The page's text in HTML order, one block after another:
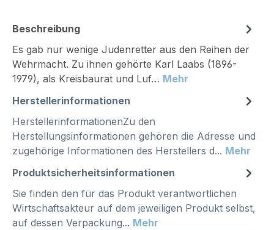
Beschreibung
Es gab nur wenige Judenretter aus den Reihen der
Wehrmacht. Zu ihnen gehörte Karl Laabs (1896-
1979), als Kreisbaurat und Luf… Mehr
Herstellerinformationen
HerstellerinformationenZu den
Herstellungsinformationen gehören die Adresse und
zugehörige Informationen des Herstellers d... Mehr
Produktsicherheitsinformationen
Sie finden den für das Produkt verantwortlichen
Wirtschaftsakteur auf dem jeweiligen Produkt selbst,
auf dessen Verpackung... Mehr